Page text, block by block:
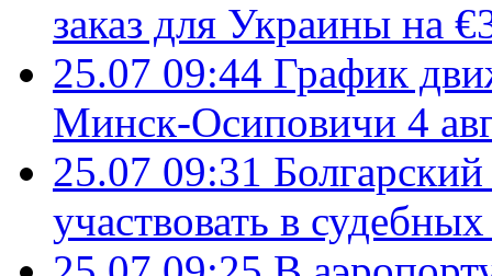
заказ для Украины на
25.07 09:44 График
Минск-Осиповичи 4
25.07 09:31
участвовать в